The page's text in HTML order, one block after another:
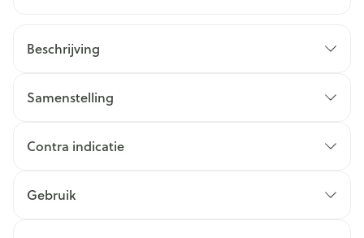
Beschrijving
Samenstelling
Contra indicatie
Gebruik